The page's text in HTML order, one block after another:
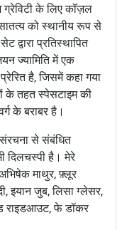
के लिए कॉज़ल
को स्थानीय रूप से
प्रतिस्थापित
ज्यामिति में एक
है, जिसमें कहा गया
के तहत स्पेसटाइम की
के बराबर है।
से संबंधित
दिलचस्पी है। मेरे
माथुर, फ़्लूर
इयान जुब, लिसा ग्लेसर,
राइडआउट, फे डॉकर